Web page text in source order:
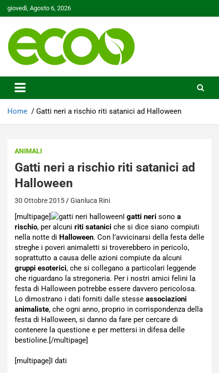
Skip
to
giovedì, Agosto 6, 2026
Ecoo.it
Home Gatti neri a rischio riti satanici ad Halloween
ANIMALI
Gatti neri a rischio riti satanici ad
Halloween
30 Ottobre 2015 Gianluca Rini
[multipage] I gatti neri sono a
rischio, per alcuni riti satanici che si dice siano compiuti
nella notte di Halloween. Con l’avvicinarsi della festa delle
streghe i poveri animaletti si troverebbero in pericolo,
soprattutto a causa delle azioni compiute da alcuni
gruppi esoterici, che si collegano a particolari leggende
che riguardano la stregoneria. Per i nostri amici felini la
festa di Halloween potrebbe essere davvero pericolosa.
Lo dimostrano i dati forniti dalle stesse associazioni
animaliste, che ogni anno, proprio in corrispondenza della
festa di Halloween, si danno da fare per cercare di
contenere la questione e per mettersi in difesa delle
bestioline.[/multipage]
[multipage]I dati